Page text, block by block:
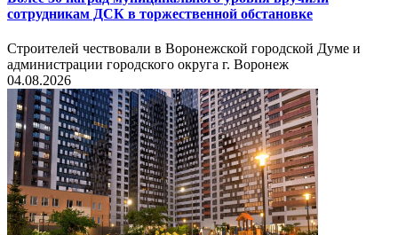
сотрудникам ДСК в торжественной обстановке
Строителей чествовали в Воронежской городской Думе и
администрации городского округа г. Воронеж
04.08.2026